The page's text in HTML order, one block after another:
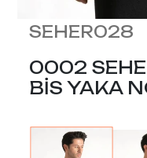
SEHER028
0002
BİS YAKA